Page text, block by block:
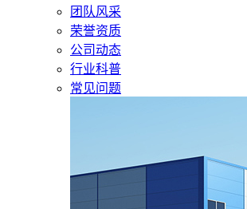
团队风采
荣誉资质
公司动态
行业科普
常见问题